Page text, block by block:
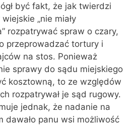
być fakt, że jak twierdzi
„nie miały
rozpatrywać spraw o czary,
przeprowadzać tortury i
na stos. Ponieważ
sprawy do sądu miejskiego
kosztowną, to ze względów
rozpatrywał je sąd rugowy.
jednak, że nadanie na
dawało panu wsi możliwość